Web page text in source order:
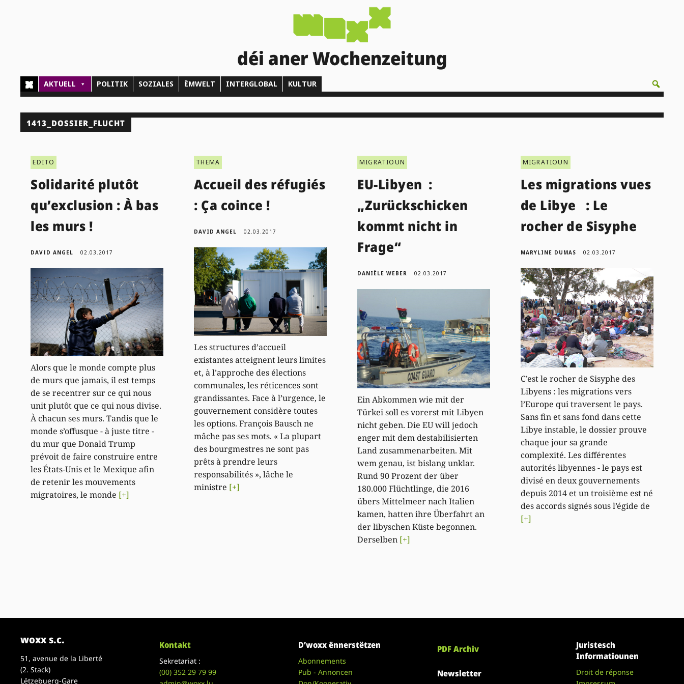
déi aner Wochenzeitung
AKTUELL POLITIK SOZIALES ËMWELT INTERGLOBAL KULTUR
1413_DOSSIER_FLUCHT
EDITO
Solidarité plutôt
qu’exclusion : À bas
les murs !
DAVID ANGEL 02.03.2017
Alors que le monde compte plus
de murs que jamais, il est temps
de se recentrer sur ce qui nous
unit plutôt que ce qui nous divise.
À chacun ses murs. Tandis que le
monde s’offusque - à juste titre -
du mur que Donald Trump
prévoit de faire construire entre
les États-Unis et le Mexique afin
de retenir les mouvements
migratoires, le monde [+]
THEMA
Accueil des réfugiés
: Ça coince !
DAVID ANGEL 02.03.2017
Les structures d’accueil
existantes atteignent leurs limites
et, à l’approche des élections
communales, les réticences sont
grandissantes. Face à l’urgence, le
gouvernement considère toutes
les options. François Bausch ne
mâche pas ses mots. « La plupart
des bourgmestres ne sont pas
prêts à prendre leurs
responsabilités », lâche le
ministre [+]
MIGRATIOUN
EU-Libyen :
„Zurückschicken
kommt nicht in
Frage“
DANIÈLE WEBER 02.03.2017
Ein Abkommen wie mit der
Türkei soll es vorerst mit Libyen
nicht geben. Die EU will jedoch
enger mit dem destabilisierten
Land zusammenarbeiten. Mit
wem genau, ist bislang unklar.
Rund 90 Prozent der über
180.000 Flüchtlinge, die 2016
übers Mittelmeer nach Italien
kamen, hatten ihre Überfahrt an
der libyschen Küste begonnen.
Derselben [+]
MIGRATIOUN
Les migrations vues
de Libye : Le
rocher de Sisyphe
MARYLINE DUMAS 02.03.2017
C’est le rocher de Sisyphe des
Libyens : les migrations vers
l’Europe qui traversent le pays.
Sans fin et sans fond dans cette
Libye instable, le dossier prouve
chaque jour sa grande
complexité. Les différentes
autorités libyennes - le pays est
divisé en deux gouvernements
depuis 2014 et un troisième est né
des accords signés sous l’égide de
[+]
woxx s.c.
51, avenue de la Liberté
(2. Stack)
Lëtzebuerg-Gare
Kontakt
Sekretariat :
(00)352 29 79 99
D’woxx ënnerstëtzen
Abonnements
Pub - Annoncen
PDF Archiv
Newsletter
Juristesch
Informatiounen
Droit de réponse